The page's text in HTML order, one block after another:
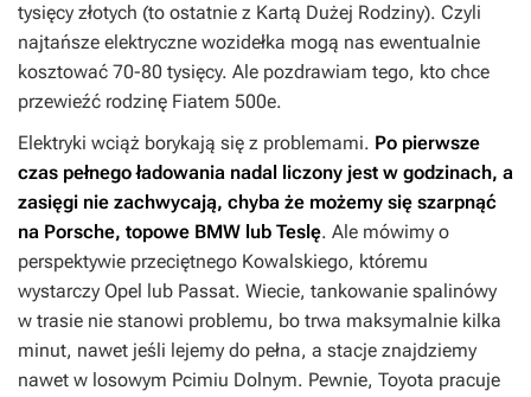
tysięcy złotych (to ostatnie z Kartą Dużej Rodziny). Czyli
najtańsze elektryczne wozidełka mogą nas ewentualnie
kosztować 70-80 tysięcy. Ale pozdrawiam tego, kto chce
przewieźć rodzinę Fiatem 500e.
Elektryki wciąż borykają się z problemami. Po pierwsze
czas pełnego ładowania nadal liczony jest w godzinach, a
zasięgi nie zachwycają, chyba że możemy się szarpnąć
na Porsche, topowe BMW lub Teslę. Ale mówimy o
perspektywie przeciętnego Kowalskiego, któremu
wystarczy Opel lub Passat. Wiecie, tankowanie spalinówy
w trasie nie stanowi problemu, bo trwa maksymalnie kilka
minut, nawet jeśli lejemy do pełna, a stacje znajdziemy
nawet w losowym Pcimiu Dolnym. Pewnie, Toyota pracuje